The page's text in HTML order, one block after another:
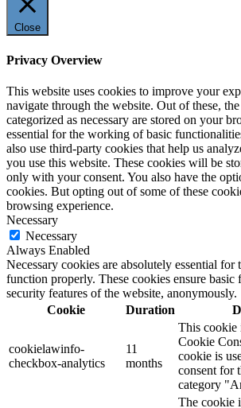
Close
Privacy Overview
This website uses cookies to improve your
navigate through the website. Out of these,
categorized as necessary are stored on your
essential for the working of basic
also use third-party cookies that help us
you use this website. These cookies will be
only with your consent. You also have the
cookies. But opting out of some of these
browsing experience.
Necessary
Necessary
Always Enabled
Necessary cookies are absolutely essential for
function properly. These cookies ensure basic
security features of the website, anonymously.
Cookie
Duration
cookielawinfo-
checkbox-analytics
11
months
This cookie
Cookie
cookie is
consent for
category
The cookie